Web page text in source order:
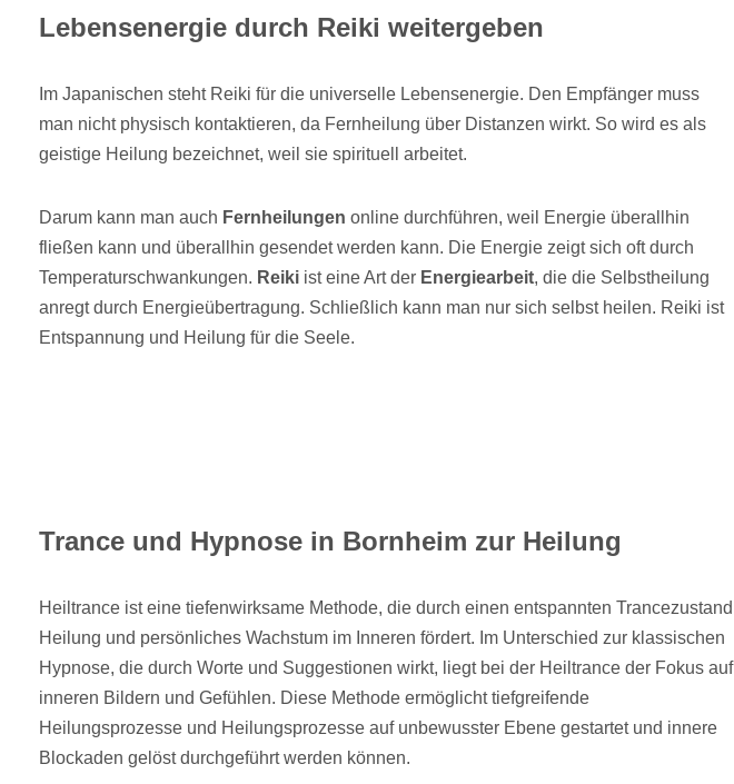
Lebensenergie durch Reiki weitergeben
Im Japanischen steht Reiki für die universelle Lebensenergie. Den Empfänger muss
man nicht physisch kontaktieren, da Fernheilung über Distanzen wirkt. So wird es als
geistige Heilung bezeichnet, weil sie spirituell arbeitet.
Darum kann man auch Fernheilungen online durchführen, weil Energie überallhin
fließen kann und überallhin gesendet werden kann. Die Energie zeigt sich oft durch
Temperaturschwankungen. Reiki ist eine Art der Energiearbeit, die die Selbstheilung
anregt durch Energieübertragung. Schließlich kann man nur sich selbst heilen. Reiki ist
Entspannung und Heilung für die Seele.
Trance und Hypnose in Bornheim zur Heilung
Heiltrance ist eine tiefenwirksame Methode, die durch einen entspannten Trancezustand
Heilung und persönliches Wachstum im Inneren fördert. Im Unterschied zur klassischen
Hypnose, die durch Worte und Suggestionen wirkt, liegt bei der Heiltrance der Fokus auf
inneren Bildern und Gefühlen. Diese Methode ermöglicht tiefgreifende
Heilungsprozesse und Heilungsprozesse auf unbewusster Ebene gestartet und innere
Blockaden gelöst durchgeführt werden können.